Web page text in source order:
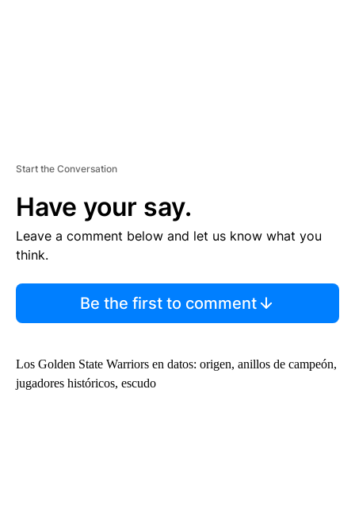
Start the Conversation
Have your say.
Leave a comment below and let us know what you
think.
Be the first to comment
Los Golden State Warriors en datos: origen, anillos de campeón,
jugadores históricos, escudo